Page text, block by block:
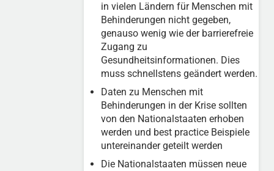
in vielen Ländern für Menschen mit
Behinderungen nicht gegeben,
genauso wenig wie der barrierefreie
Zugang zu
Gesundheitsinformationen. Dies
muss schnellstens geändert werden.
Daten zu Menschen mit
Behinderungen in der Krise sollten
von den Nationalstaaten erhoben
werden und best practice Beispiele
untereinander geteilt werden
Die Nationalstaaten müssen neue